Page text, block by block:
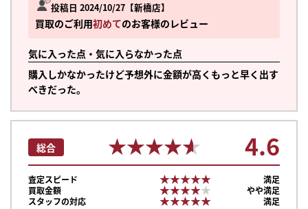
投稿日 2024/10/27 新橋店
買取のご利用初めてのお客様のレビュー
気に入った点・気に入らなかった点
購入しかなかったけど予想外に金額が高くもっと早く出す
べきだった。
総合 ★★★★★
★★★★★ 4.6
査定スピード ★★★★★
★★★★★
満足
買取金額
★★★★★
★★★★★
やや満足
スタッフの対応
★★★★★
★★★★★ 満足